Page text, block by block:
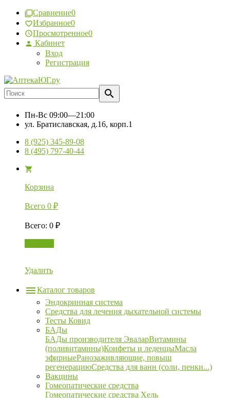
Сравнение0
Избранное0
Просмотренное0
Кабинет
Вход
Регистрация
Пн-Вс 09:00—21:00
ул. Братиславская, д.16, корп.1
8 (925) 345-89-08
8 (495) 797-40-44
Корзина
Всего 0 ₽
Всего: 0 ₽
Удалить
Каталог товаров
Эндокринная система
Средства для лечения дыхательной системы
Тесты Ковид
БАДы
БАДы производителя ЭваларВитамины
(поливитамины)Конфеты и леденцыМасла
эфирныеРанозаживляющие, повыш
регенерациюСредства для ванн (соли, пенки...)
Вакцины
Гомеопатические средства
Гомеопатические средства Хель